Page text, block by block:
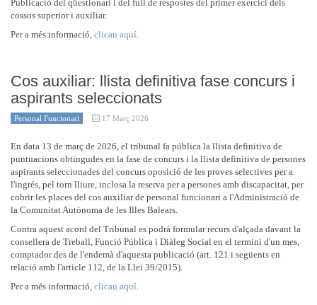
Publicació del qüestionari i del full de respostes del primer exercici dels
cossos superior i auxiliar.
Per a més informació, clicau aquí.
Cos auxiliar: llista definitiva fase concurs i
aspirants seleccionats
Personal Funcionari 17 Març 2026
En data 13 de març de 2026, el tribunal fa pública la llista definitiva de
puntuacions obtingudes en la fase de concurs i la llista definitiva de persones
aspirants seleccionades del concurs oposició de les proves selectives per a
l'ingrés, pel torn lliure, inclosa la reserva per a persones amb discapacitat, per
cobrir les places del cos auxiliar de personal funcionari a l'Administració de
la Comunitat Autònoma de les Illes Balears.
Contra aquest acord del Tribunal es podrà formular recurs d'alçada davant la
consellera de Treball, Funció Pública i Diàleg Social en el termini d'un mes,
comptador des de l'endemà d'aquesta publicació (art. 121 i següents en
relació amb l'article 112, de la Llei 39/2015).
Per a més informació, clicau aquí.